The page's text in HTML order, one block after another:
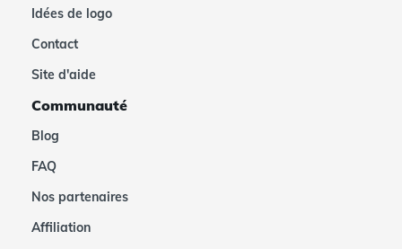
Idées de logo
Contact
Site d'aide
Communauté
Blog
FAQ
Nos partenaires
Affiliation